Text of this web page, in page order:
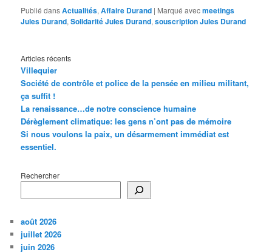
Publié dansActualités,Affaire Durand | Marqué avecmeetings
Jules Durand,Solidarité Jules Durand,souscription Jules Durand
Articles récents
Villequier
Société de contrôle et police de la pensée en milieu militant,
ça suffit !
La renaissance…de notre conscience humaine
Dérèglement climatique: les gens n’ont pas de mémoire
Si nous voulons la paix, un désarmement immédiat est
essentiel.
Rechercher
août 2026
juillet 2026
juin 2026